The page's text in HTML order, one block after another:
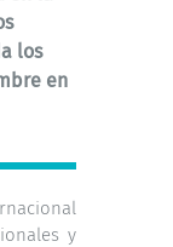
los
en
y